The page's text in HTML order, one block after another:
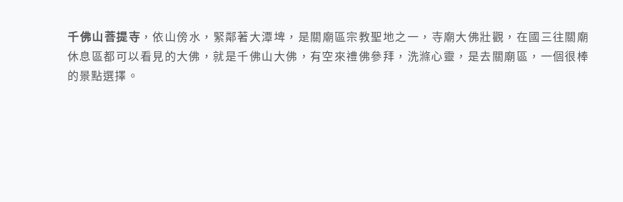
千佛山菩提寺 ，依山傍水，緊鄰著大潭埤，是關廟區宗教聖地之一，寺廟大佛壯觀，在國三往關廟
休息區都可以看見的大佛，就是千佛山大佛，有空來禮佛參拜，洗滌心靈，是去關廟區，一個很棒
的景點選擇。